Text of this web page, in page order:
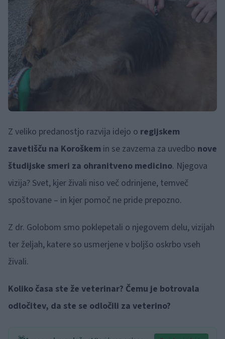
Z veliko predanostjo razvija idejo o regijskem
zavetišču na Koroškem in se zavzema za uvedbo nove
študijske smeri za ohranitveno medicino. Njegova
vizija? Svet, kjer živali niso več odrinjene, temveč
spoštovane – in kjer pomoč ne pride prepozno.
Z dr. Golobom smo poklepetali o njegovem delu, vizijah
ter željah, katere so usmerjene v boljšo oskrbo vseh
živali.
Koliko časa ste že veterinar? Čemu je botrovala
odločitev, da ste se odločili za veterino?